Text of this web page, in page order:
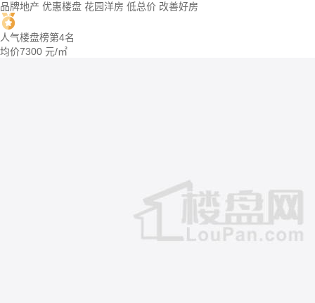
品牌地产 优惠楼盘 花园洋房 低总价 改善好房
人气楼盘榜第4名
均价7300 元/㎡